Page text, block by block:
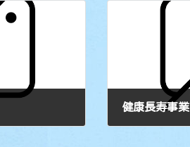
健康長寿事業